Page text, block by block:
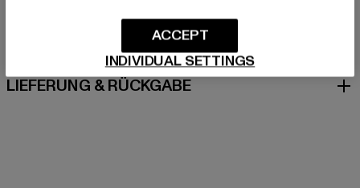
GRÖSSE & PASSFORM
PFLEGEHINWEISE
LIEFERUNG & RÜCKGABE
INDIVIDUAL SETTINGS
ACCEPT